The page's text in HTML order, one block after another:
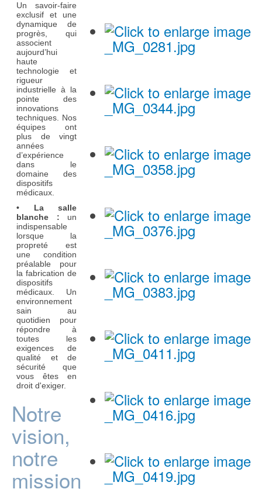
Un savoir-faire
exclusif et une
dynamique de
progrès, qui
associent
aujourd’hui
haute
technologie et
rigueur
industrielle à la
pointe des
innovations
techniques. Nos
équipes ont
plus de vingt
années
d’expérience
dans le
domaine des
dispositifs
médicaux.
• La salle
blanche : un
indispensable
lorsque la
propreté est
une condition
préalable pour
la fabrication de
dispositifs
médicaux. Un
environnement
sain au
quotidien pour
répondre à
toutes les
exigences de
qualité et de
sécurité que
vous êtes en
droit d'exiger.
Notre
vision,
notre
mission